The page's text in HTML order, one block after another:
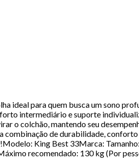
ideal para quem busca um sono
intermediário e suporte
o colchão, mantendo seu
combinação de durabilidade,
King Best 33Marca:
recomendado: 130 kg (Por